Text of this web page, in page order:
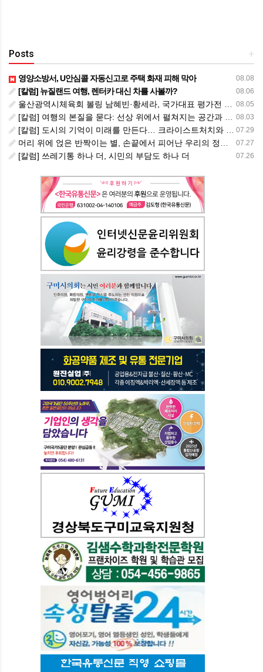
+
Posts
08.08
영양소방서, U안심콜 자동신고로 주택 화재 피해 막아
08.06
[칼럼] 뉴질랜드 여행, 렌터카 대신 차를 사볼까?
08.05
울산광역시체육회 볼링 남혜빈·황세라, 국가대표 평가전 통과… ‘아시아선수권 출전’
08.03
[칼럼] 여행의 본질을 묻다: 선상 위에서 펼쳐지는 공간과 사람, 그리고 미식의 미학
07.29
[칼럼] 도시의 기억이 미래를 만든다… 크라이스트처치와 한국 도시가 주는 교훈
07.27
머리 위에 얹은 반짝이는 별, 손끝에서 피어난 우리의 정체성
07.26
[칼럼] 쓰레기통 하나 더, 시민의 부담도 하나 더